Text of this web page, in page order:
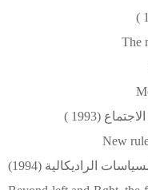
The
New